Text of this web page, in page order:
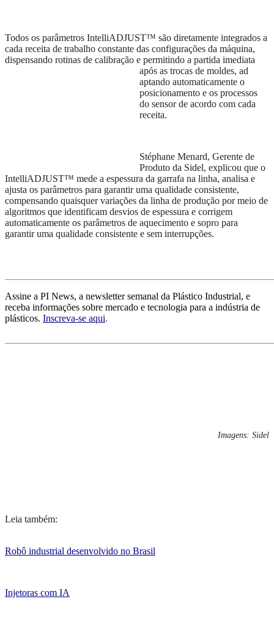
Todos os parâmetros IntelliADJUST™ são diretamente integrados a
cada receita de trabalho constante das configurações da máquina,
dispensando rotinas de calibração e permitindo a partida imediata
após as trocas de moldes, ad
aptando automaticamente o
posicionamento e os processos
do sensor de acordo com cada
receita.
Stéphane Menard, Gerente de
Produto da Sidel, explicou que o
IntelliADJUST™ mede a espessura da garrafa na linha, analisa e
ajusta os parâmetros para garantir uma qualidade consistente,
compensando quaisquer variações da linha de produção por meio de
algoritmos que identificam desvios de espessura e corrigem
automaticamente os parâmetros de aquecimento e sopro para
garantir uma qualidade consistente e sem interrupções.
Assine a PI News, a newsletter semanal da Plástico Industrial, e
receba informações sobre mercado e tecnologia para a indústria de
plásticos. Inscreva-se aqui.
Imagens: Sidel
Leia também:
Robô industrial desenvolvido no Brasil
Injetoras com IA